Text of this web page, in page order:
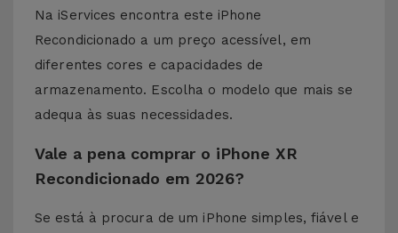
Na iServices encontra este iPhone
Recondicionado a um preço acessível, em
diferentes cores e capacidades de
armazenamento. Escolha o modelo que mais se
adequa às suas necessidades.
Vale a pena comprar o iPhone XR
Recondicionado em 2026?
Se está à procura de um iPhone simples, fiável e